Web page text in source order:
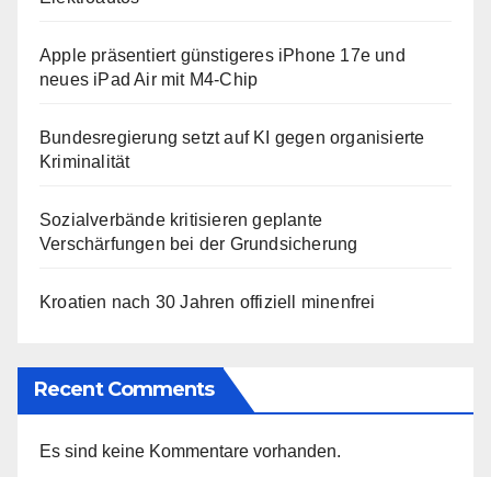
Apple präsentiert günstigeres iPhone 17e und
neues iPad Air mit M4-Chip
Bundesregierung setzt auf KI gegen organisierte
Kriminalität
Sozialverbände kritisieren geplante
Verschärfungen bei der Grundsicherung
Kroatien nach 30 Jahren offiziell minenfrei
Recent Comments
Es sind keine Kommentare vorhanden.